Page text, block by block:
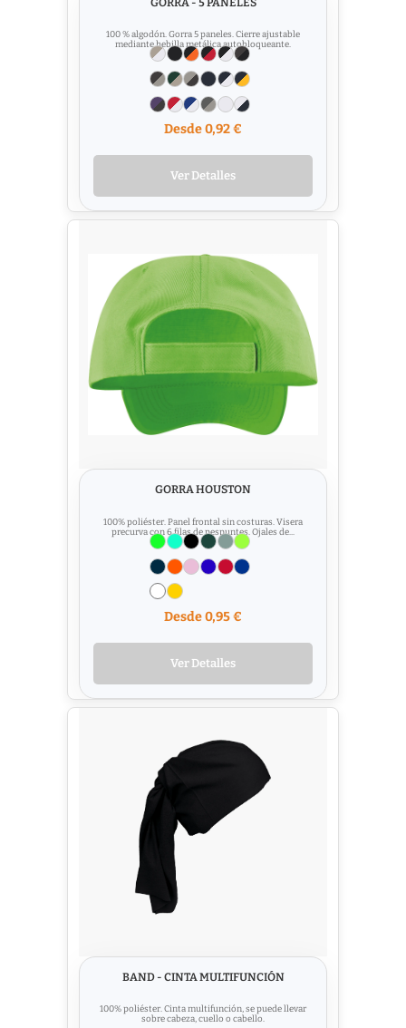
100 % algodón. Gorra 5 paneles. Cierre ajustable
mediante hebilla metálica autobloqueante.
Desde 0,92 €
Ver Detalles
GORRA HOUSTON
100% poliéster. Panel frontal sin costuras. Visera
precurva con 6 filas de pespuntes. Ojales de...
Desde 0,95 €
Ver Detalles
BAND - CINTA MULTIFUNCIÓN
100% poliéster. Cinta multifunción, se puede llevar
sobre cabeza, cuello o cabello.